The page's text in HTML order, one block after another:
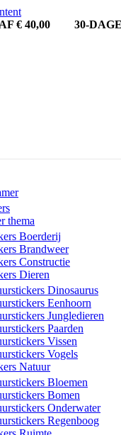
€ 40,00
30-
thema
Boerderij
Brandweer
Constructie
Dieren
Dinosaurus
Eenhoorn
Jungledieren
Paarden
Vissen
Vogels
Natuur
Bloemen
Bomen
Onderwater
Regenboog